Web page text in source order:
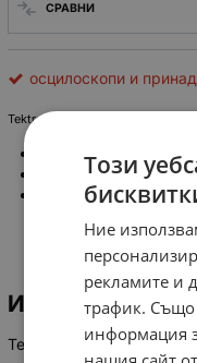
СРАВНИ
осцилоскопи и
Tektronix 455
Dual Trace Oscilloscope
50 MHz bandwidth
Two channel
ИНФОРМАЦИЯ
Tektronix 455Dual Trace
Този
Ние
рекламите и
трафик. Също
информация